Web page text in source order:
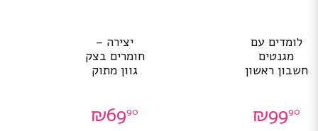
לומדים עם
מגנטים
חשבון ראשון
₪9990
יצירה –
חומרים בצק
גוון מתוק
₪6990